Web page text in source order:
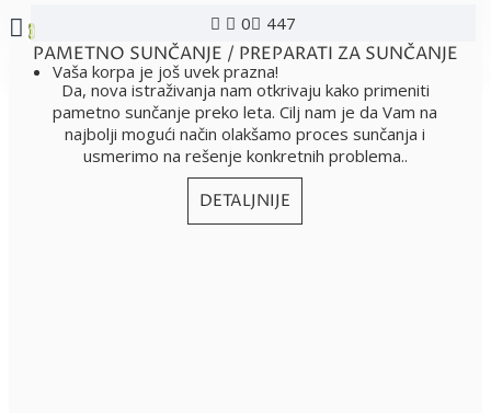
0
Vaša korpa je još uvek prazna!
0 447
PAMETNO SUNČANJE / PREPARATI ZA SUNČANJE
Da, nova istraživanja nam otkrivaju kako primeniti
pametno sunčanje preko leta. Cilj nam je da Vam na
najbolji mogući način olakšamo proces sunčanja i
usmerimo na rešenje konkretnih problema..
DETALJNIJE